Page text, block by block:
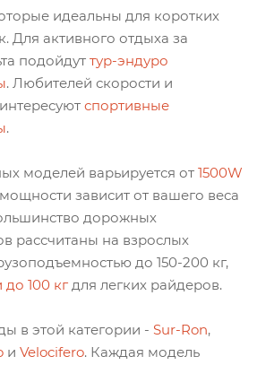
идеальны для коротких
Для активного отдыха за
подойдут тур-эндуро
. Любителей скорости и
спортивные
.
моделей варьируется от 1500W
зависит от вашего веса
дорожных
рассчитаны на взрослых
до 150-200 кг,
100 кг для легких райдеров.
в этой категории - Sur-Ron,
и Velocifero. Каждая модель